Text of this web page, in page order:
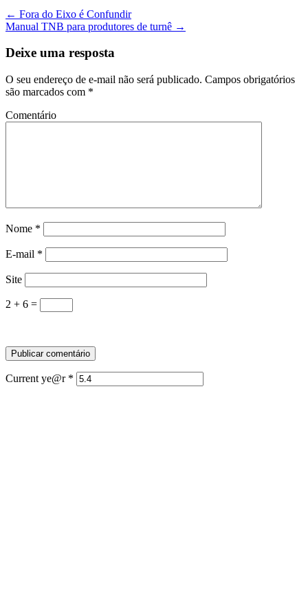
← Fora do Eixo é Confundir
Manual TNB para produtores de turnê →
Deixe uma resposta
O seu endereço de e-mail não será publicado. Campos obrigatórios
são marcados com *
Comentário
Nome *
E-mail *
Site
2 + 6 =
Current ye@r *